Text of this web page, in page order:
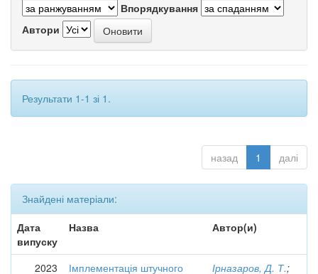
Впорядкування
Автори
Результати 1-1 зі 1.
назад 1 далі
Знайдені матеріали:
Дата
випуску
Назва Автор(и)
2023
Імплементація штучного
Ірназаров, Д. Т.;